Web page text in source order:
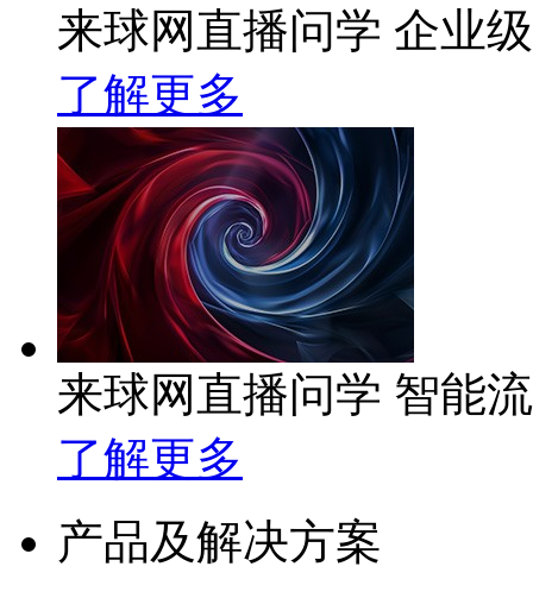
来球网直播问学 企业
了解更多
来球网直播问学 智能
了解更多
产品及解决方案